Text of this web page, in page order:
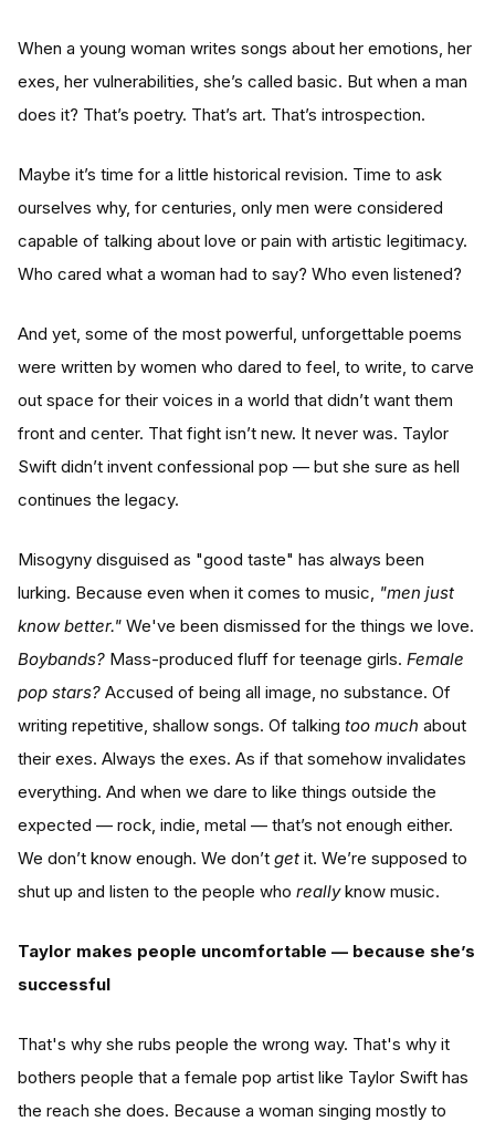
When a young woman writes songs about her emotions, her
exes, her vulnerabilities, she’s called basic. But when a man
does it? That’s poetry. That’s art. That’s introspection.
Maybe it’s time for a little historical revision. Time to ask
ourselves why, for centuries, only men were considered
capable of talking about love or pain with artistic legitimacy.
Who cared what a woman had to say? Who even listened?
And yet, some of the most powerful, unforgettable poems
were written by women who dared to feel, to write, to carve
out space for their voices in a world that didn’t want them
front and center. That fight isn’t new. It never was. Taylor
Swift didn’t invent confessional pop — but she sure as hell
continues the legacy.
Misogyny disguised as "good taste" has always been
lurking. Because even when it comes to music, "men just
know better." We've been dismissed for the things we love.
Boybands? Mass-produced fluff for teenage girls. Female
pop stars? Accused of being all image, no substance. Of
writing repetitive, shallow songs. Of talking too much about
their exes. Always the exes. As if that somehow invalidates
everything. And when we dare to like things outside the
expected — rock, indie, metal — that’s not enough either.
We don’t know enough. We don’t get it. We’re supposed to
shut up and listen to the people who reallyknow music.
Taylor makes people uncomfortable — because she’s
successful
That's why she rubs people the wrong way. That's why it
bothers people that a female pop artist like Taylor Swift has
the reach she does. Because a woman singing mostly to